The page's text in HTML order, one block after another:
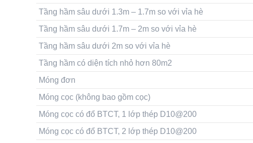
Tầng hầm sâu dưới 1.3m – 1.7m so với vỉa hè
Tầng hầm sâu dưới 1.7m – 2m so với vỉa hè
Tầng hầm sâu dưới 2m so với vỉa hè
Tầng hầm có diện tích nhỏ hơn 80m2
Móng đơn
Móng cọc (không bao gồm cọc)
Móng cọc có đổ BTCT, 1 lớp thép D10@200
Móng cọc có đổ BTCT, 2 lớp thép D10@200